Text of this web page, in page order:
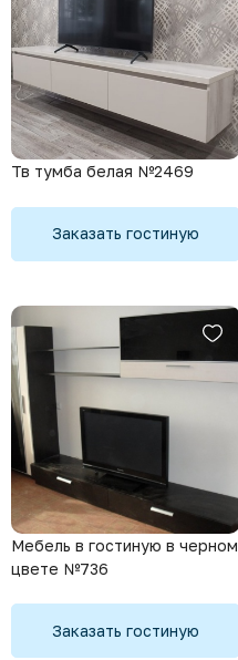
Тв тумба белая №2469
Заказать гостиную
Мебель в гостиную в черном
цвете №736
Заказать гостиную